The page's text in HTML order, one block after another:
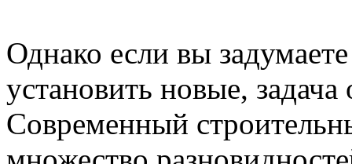
Однако если вы
установить новые,
Современный